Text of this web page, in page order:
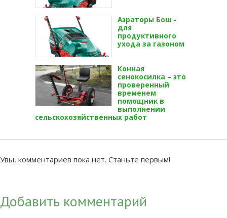
Аэраторы Бош -
для
продуктивного
ухода за газоном
Конная
сенокосилка – это
проверенный
временем
помощник в
выполнении
сельскохозяйственных работ
Увы, комментариев пока нет. Станьте первым!
Добавить комментарий